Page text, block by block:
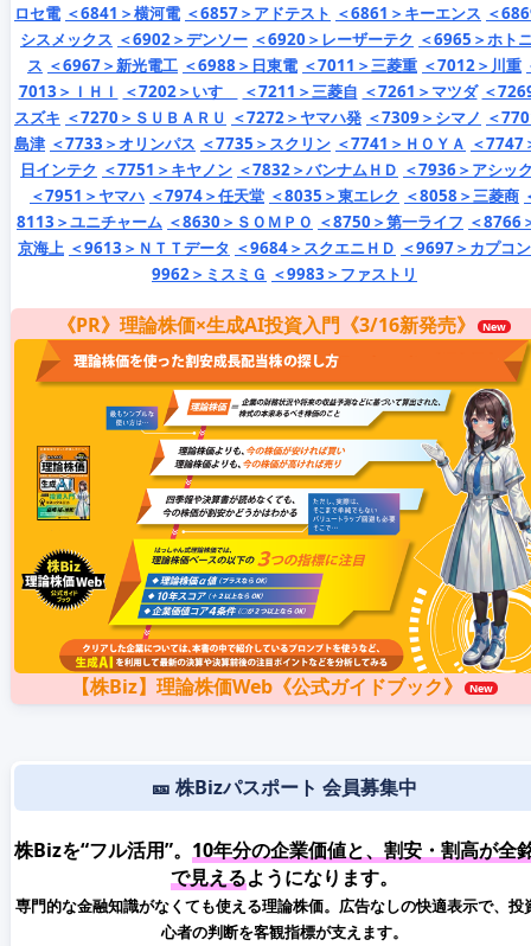
ロセ電 ＜6841＞横河電 ＜6857＞アドテスト ＜6861＞キーエンス ＜
シスメックス ＜6902＞デンソー ＜6920＞レーザーテク ＜6965＞ホト
ス ＜6967＞新光電工 ＜6988＞日東電 ＜7011＞三菱重 ＜7012＞川重
7013＞ＩＨＩ
＜7202＞いすゞ ＜7211＞三菱自 ＜7261＞マツダ ＜
スズキ ＜7270＞ＳＵＢＡＲＵ ＜7272＞ヤマハ発 ＜7309＞シマノ ＜
島津 ＜7733＞オリンパス ＜7735＞スクリン ＜7741＞ＨＯＹＡ ＜7747
日インテク ＜7751＞キヤノン ＜7832＞バンナムＨＤ ＜7936＞アシッ
＜7951＞ヤマハ ＜7974＞任天堂 ＜8035＞東エレク ＜8058＞三菱商
8113＞ユニチャーム ＜8630＞ＳＯＭＰＯ ＜8750＞第一ライフ ＜8766
京海上 ＜9613＞ＮＴＴデータ ＜9684＞スクエニＨＤ ＜9697＞カプコン
9962＞ミスミＧ ＜9983＞ファストリ
《PR》理論株価×生成AI投資入門《3/16新発売》
【株Biz】理論株価Web《公式ガイドブック》
🎫 株Bizパスポート 会員募集中
株Bizを“フル活用”。 10年分の企業価値と、割安・割高が全
で見えるようになります。
専門的な金融知識がなくても使える理論株価。広告なしの快適表示で、投
心者の判断を客観指標が支えます。